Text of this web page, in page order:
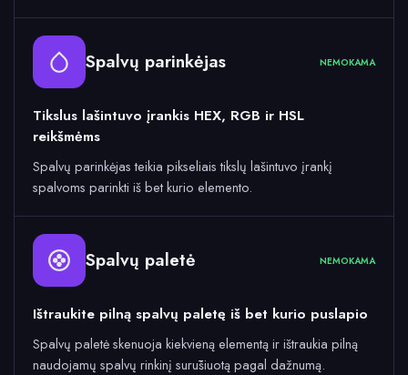
Spalvų parinkėjas NEMOKAMA
Tikslus lašintuvo įrankis HEX, RGB ir HSL
reikšmėms
Spalvų parinkėjas teikia pikseliais tikslų lašintuvo įrankį
spalvoms parinkti iš bet kurio elemento.
Spalvų paletė NEMOKAMA
Ištraukite pilną spalvų paletę iš bet kurio puslapio
Spalvų paletė skenuoja kiekvieną elementą ir ištraukia pilną
naudojamų spalvų rinkinį surūšiuotą pagal dažnumą.